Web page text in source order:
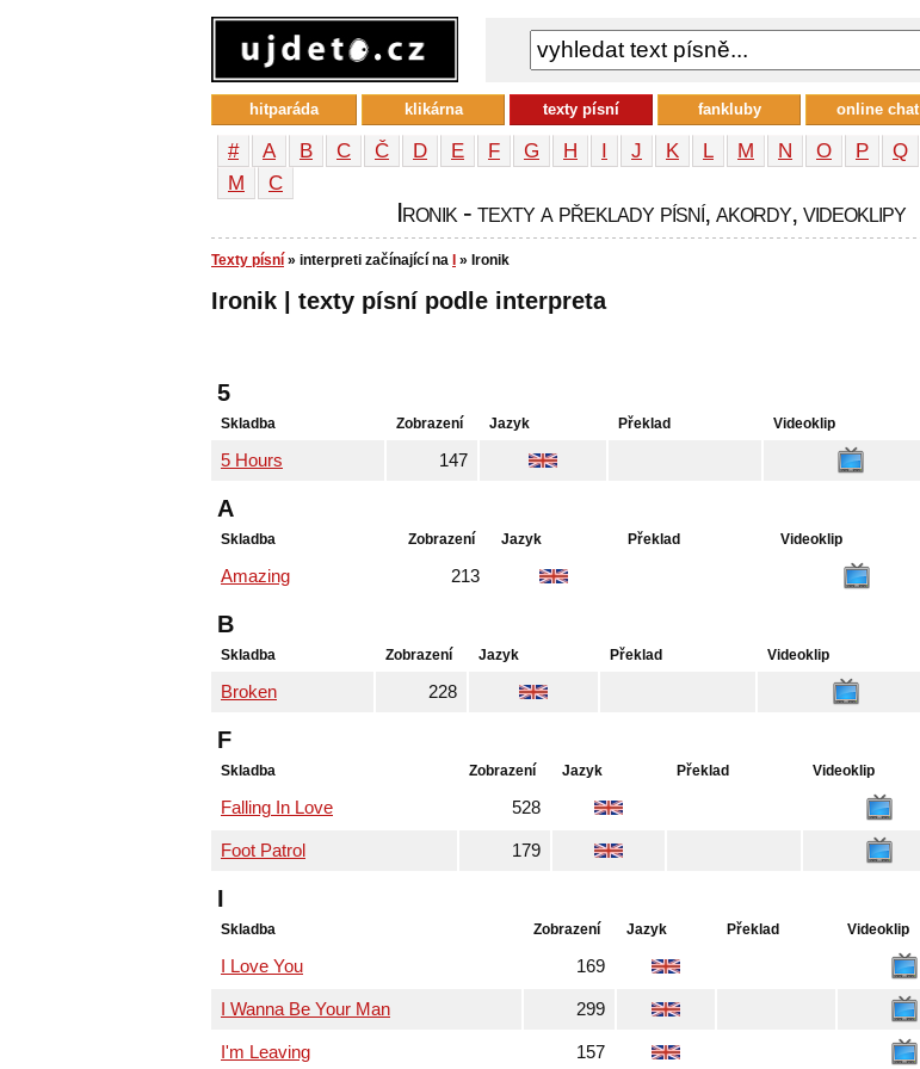
# A B C Č D E F G H I J K L M N O P Q
М
С
Ironik - texty a překlady písní, akordy, videoklipy
Texty písní » interpreti začínající na » Ironik
Ironik | texty písní podle interpreta
5
Skladba Zobrazení Jazyk Překlad Videoklip
5 Hours 147
A
Skladba Zobrazení Jazyk Překlad Videoklip
Amazing 213
B
Skladba Zobrazení Jazyk Překlad Videoklip
Broken 228
F
Skladba Zobrazení Jazyk Překlad Videoklip
Falling In Love 528
Foot Patrol 179
I
Skladba Zobrazení Jazyk Překlad Videoklip
I Love You 169
I Wanna Be Your Man 299
I'm Leaving 157
hitparáda klikárna texty písní fankluby online chat